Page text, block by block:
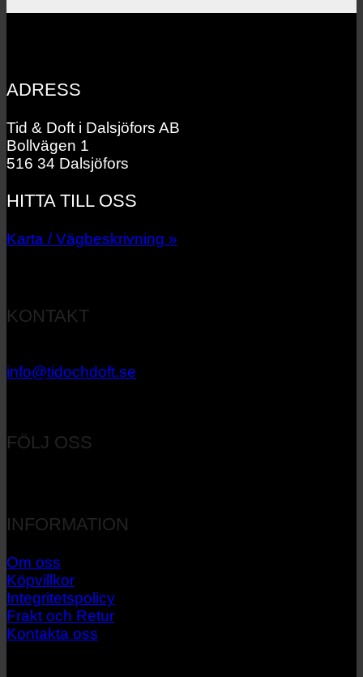
ADRESS
Tid & Doft i Dalsjöfors AB
Bollvägen 1
516 34 Dalsjöfors
HITTA TILL OSS
Karta / Vägbeskrivning »
KONTAKT
info@tidochdoft.se
FÖLJ OSS
INFORMATION
Om oss
Köpvillkor
Integritetspolicy
Frakt och Retur
Kontakta oss